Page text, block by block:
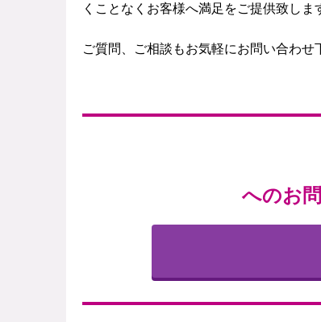
くことなくお客様へ満足をご提供致しま
ご質問、ご相談もお気軽にお問い合わせ
へのお